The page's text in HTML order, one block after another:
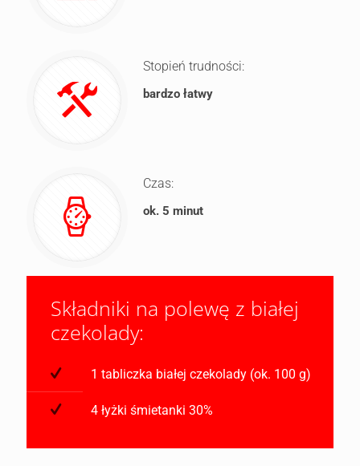
Stopień trudności:
bardzo łatwy
Czas:
ok. 5 minut
Składniki na polewę z białej
czekolady:
1 tabliczka białej czekolady (ok. 100 g)
4 łyżki śmietanki 30%